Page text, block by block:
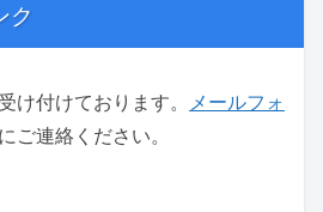
ク
け付けております。
メールフォ
ご連絡ください。